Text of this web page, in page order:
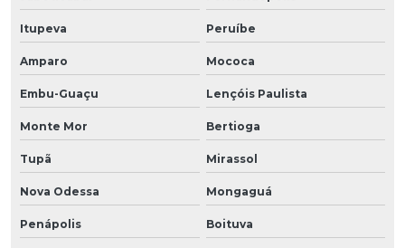
Itupeva Peruíbe
Amparo Mococa
Embu-Guaçu Lençóis Paulista
Monte Mor Bertioga
Tupã Mirassol
Nova Odessa Mongaguá
Penápolis Boituva